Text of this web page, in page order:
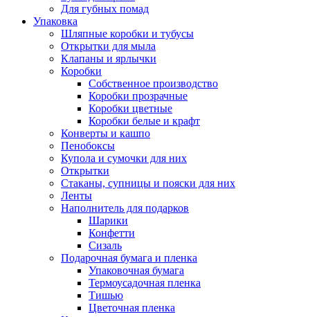
Для губных помад
Упаковка
Шляпные коробки и тубусы
Открытки для мыла
Клапаны и ярлычки
Коробки
Собственное производство
Коробки прозрачные
Коробки цветные
Коробки белые и крафт
Конверты и кашпо
Пенобоксы
Купола и сумочки для них
Открытки
Стаканы, супницы и пояски для них
Ленты
Наполнитель для подарков
Шарики
Конфетти
Сизаль
Подарочная бумага и пленка
Упаковочная бумага
Термоусадочная пленка
Тишью
Цветочная пленка